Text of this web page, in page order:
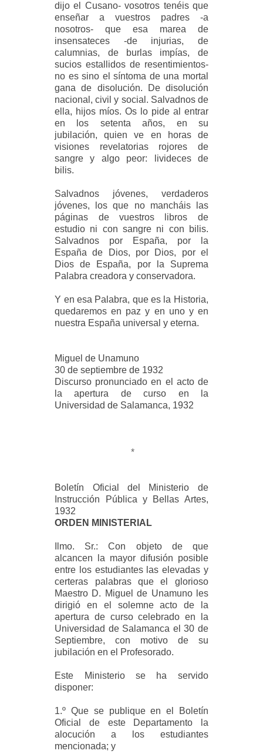
dijo el Cusano- vosotros tenéis que
enseñar a vuestros padres -a
nosotros- que esa marea de
insensateces -de injurias, de
calumnias, de burlas impías, de
sucios estallidos de resentimientos-
no es sino el síntoma de una mortal
gana de disolución. De disolución
nacional, civil y social. Salvadnos de
ella, hijos míos. Os lo pide al entrar
en los setenta años, en su
jubilación, quien ve en horas de
visiones revelatorias rojores de
sangre y algo peor: livideces de
bilis.
Salvadnos jóvenes, verdaderos
jóvenes, los que no mancháis las
páginas de vuestros libros de
estudio ni con sangre ni con bilis.
Salvadnos por España, por la
España de Dios, por Dios, por el
Dios de España, por la Suprema
Palabra creadora y conservadora.
Y en esa Palabra, que es la Historia,
quedaremos en paz y en uno y en
nuestra España universal y eterna.
Miguel de Unamuno
30 de septiembre de 1932
Discurso pronunciado en el acto de
la apertura de curso en la
Universidad de Salamanca, 1932
*
Boletín Oficial del Ministerio de
Instrucción Pública y Bellas Artes,
1932
ORDEN MINISTERIAL
Ilmo. Sr.: Con objeto de que
alcancen la mayor difusión posible
entre los estudiantes las elevadas y
certeras palabras que el glorioso
Maestro D. Miguel de Unamuno les
dirigió en el solemne acto de la
apertura de curso celebrado en la
Universidad de Salamanca el 30 de
Septiembre, con motivo de su
jubilación en el Profesorado.
Este Ministerio se ha servido
disponer:
1.º Que se publique en el Boletín
Oficial de este Departamento la
alocución a los estudiantes
mencionada; y